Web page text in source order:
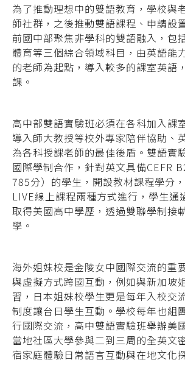
為了推動理想中的雙語教育，學校與
師社群，之後推動雙語課程、申請設
前國中部聚焦非學科的雙語融入，包
體育等三個綜合領域科目，由英語能
的老師為起點，導入較多的課室英語
課。
高中部雙語實驗班必須在各科加入課
導入師大教授等校外專家陪伴協助、
為各科授課老師的最佳後盾。雙語實
國際學制合作，針對英文具備CEFR
785分）的學生，開設教材課程學分
LIVE線上課程兩種方式進行，學生通
取得美國高中學歷，透過雙聯學制接
學。
海外姐妹校是金陵女中國際交流的重
與虛擬方式跨國互動，例如與新加坡
習，日本姐妹校學生更是每年入校交
制度讓台日學生互動。學校每年也組
行國際交流，高中雙語實驗班舉辦美
當地社區大學參與二到三周的全英文
宿家庭體驗日常語言互動與在地文化